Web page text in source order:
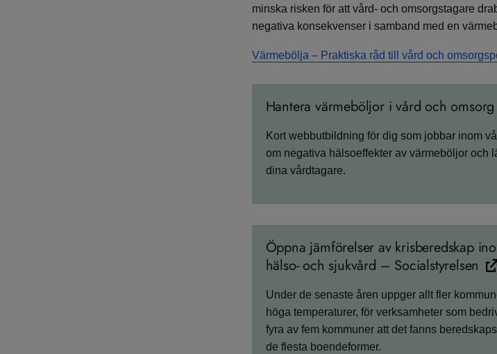
minska risken för att vård- och omsorgstagare
negativa konsekvenser i samband med en
Värmebölja – Praktiska råd till vård och
Hantera värmeböljor i vård och omsorg
Kort webb­utbild­ning för dig som jobbar inom
om negativa hälsoeffekter av värmeböljor och
dina vårdtagare.
Öppna jämförelser av krisberedskap
hälso- och sjukvård – Socialstyrelsen
Under de senaste åren uppger allt fler
höga temperaturer, för verksamheter som
fyra av fem kommuner att det fanns
de flesta boendeformer.